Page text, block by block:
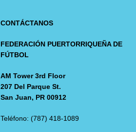
CONTÁCTANOS
FEDERACIÓN PUERTORRIQUEÑA DE
FÚTBOL
AM Tower 3rd Floor
207 Del Parque St.
San Juan, PR 00912
Teléfono: (787) 418-1089